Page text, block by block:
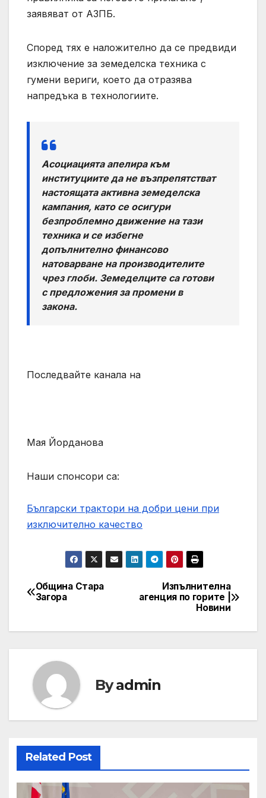
заявяват от АЗПБ.
Според тях е наложително да се предвиди
изключение за земеделска техника с
гумени вериги, което да отразява
напредъка в технологиите.
Асоциацията апелира към
институциите да не възпрепятстват
настоящата активна земеделска
кампания, като се осигури
безпроблемно движение на тази
техника и се избегне
допълнително финансово
натоварване на производителите
чрез глоби. Земеделците са готови
с предложения за промени в
закона.
Последвайте канала на
Мая Йорданова
Наши спонсори са:
Български трактори на добри цени при
изключително качество
Post
Изпълнителна
агенция по горите |
Новини
Община Стара
Загора
Byadmin
Related Post